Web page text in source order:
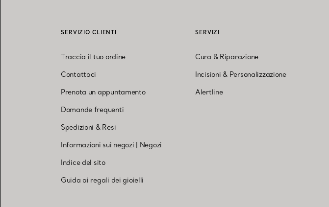
SERVIZIO CLIENTI
Traccia il tuo ordine
Contattaci
Prenota un appuntamento
Domande frequenti
Spedizioni & Resi
Informazioni sui negozi
Negozi
Indice del sito
Guida ai regali dei gioielli
SERVIZI
Cura & Riparazione
Incisioni & Personalizzazione
Alertline